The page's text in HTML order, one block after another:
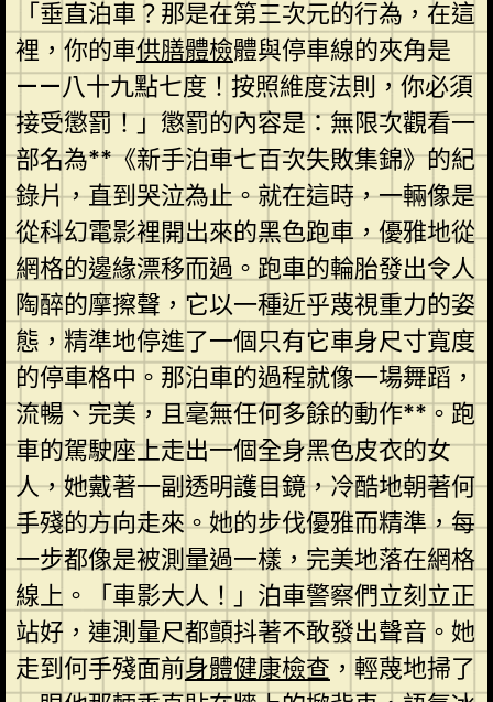
「垂直泊車？那是在第三次元的行為，在這
裡，你的車供膳體檢體與停車線的夾角是
——八十九點七度！按照維度法則，你必須
接受懲罰！」懲罰的內容是：無限次觀看一
部名為**《新手泊車七百次失敗集錦》的紀
錄片，直到哭泣為止。就在這時，一輛像是
從科幻電影裡開出來的黑色跑車，優雅地從
網格的邊緣漂移而過。跑車的輪胎發出令人
陶醉的摩擦聲，它以一種近乎蔑視重力的姿
態，精準地停進了一個只有它車身尺寸寬度
的停車格中。那泊車的過程就像一場舞蹈，
流暢、完美，且毫無任何多餘的動作**。跑
車的駕駛座上走出一個全身黑色皮衣的女
人，她戴著一副透明護目鏡，冷酷地朝著何
手殘的方向走來。她的步伐優雅而精準，每
一步都像是被測量過一樣，完美地落在網格
線上。「車影大人！」泊車警察們立刻立正
站好，連測量尺都顫抖著不敢發出聲音。她
走到何手殘面前身體健康檢查 ，輕蔑地掃了